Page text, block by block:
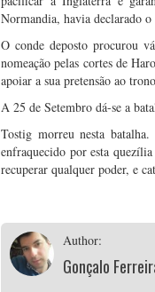
Normandia, havia declarado
O conde deposto procurou
nomeação pelas cortes de
apoiar a sua pretensão ao
A 25 de Setembro dá-se a
Tostig morreu nesta
enfraquecido por esta
recuperar qualquer poder, e
Author:
Gonçalo